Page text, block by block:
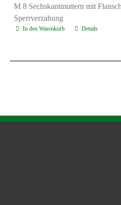
M 8 Sechskantmuttern mit Flansch
Sperrverzahung
In den Warenkorb Details